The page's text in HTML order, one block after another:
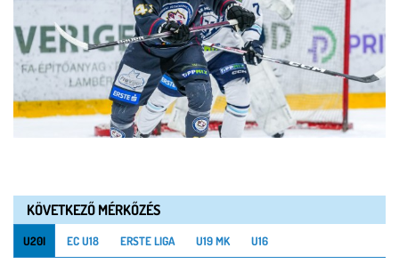
KÖVETKEZŐ MÉRKŐZÉS
U20I EC U18 ERSTE LIGA U19 MK U16